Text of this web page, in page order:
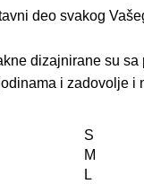
deo svakog
dizajnirane su
i zadovolje i
S
M
L